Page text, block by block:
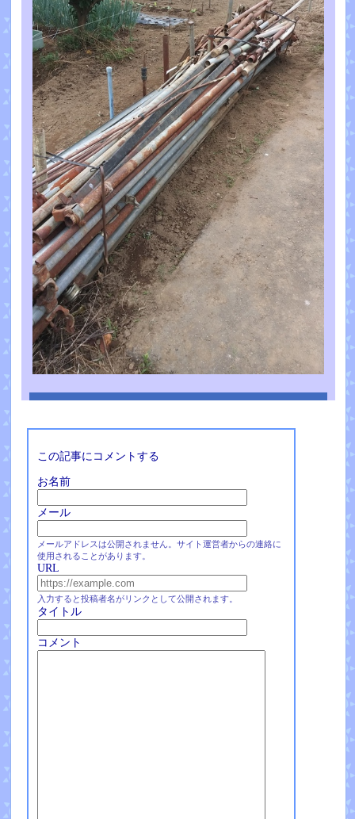
この記事にコメントする
お名前
メール
メールアドレスは公開されません。サイト運営者からの連絡に
使用されることがあります。
URL
入力すると投稿者名がリンクとして公開されます。
タイトル
コメント